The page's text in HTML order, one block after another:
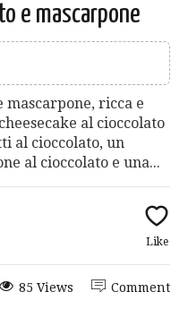
e mascarpone
mascarpone, ricca e
al cioccolato
al cioccolato, un
al cioccolato e una...
Like
Comment
85 Views